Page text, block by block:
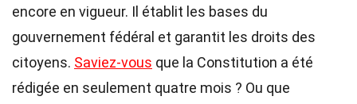
encore en vigueur. Il établit les bases du
gouvernement fédéral et garantit les droits des
citoyens. Saviez-vous que la Constitution a été
rédigée en seulement quatre mois ? Ou que